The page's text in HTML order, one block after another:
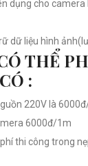
dụng cho camera
dữ liệu hình
THỂ
:
220V là
6000đ/1m
thi công trong